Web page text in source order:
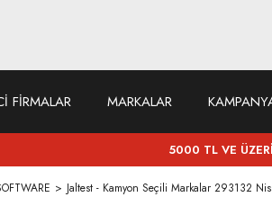
FİRMALAR MARKALAR
5000 TL VE
Jaltest - Kamyon Seçili Markalar 293132